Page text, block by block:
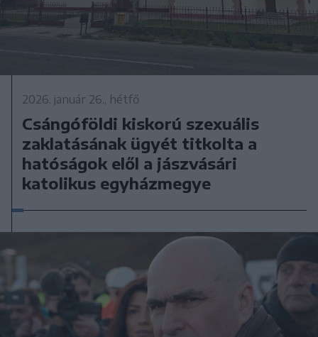
2026. január 26., hétfő
Csángóföldi kiskorú szexuális
zaklatásának ügyét titkolta a
hatóságok elől a jászvásári
katolikus egyházmegye